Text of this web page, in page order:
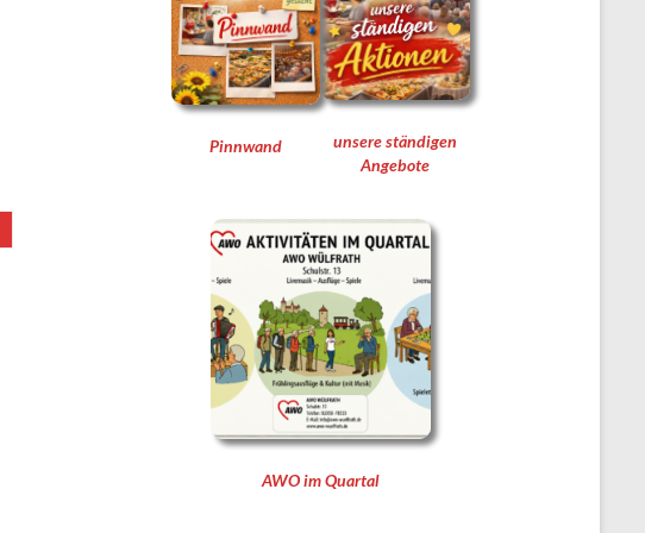
Pinnwand
unsere ständigen
Angebote
AWO im Quartal